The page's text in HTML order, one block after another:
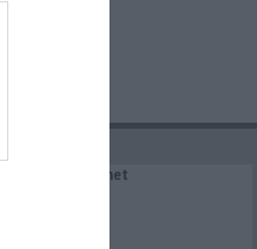
QuiNews.net